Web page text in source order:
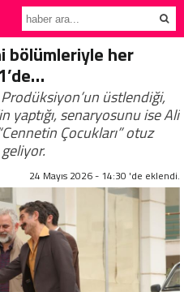
bölümleriyle her
Prodüksiyon’un üstlendiği,
yaptığı, senaryosunu ise Ali
Çocukları” otuz
24 Mayıs 2026 - 14:30 'de eklendi.